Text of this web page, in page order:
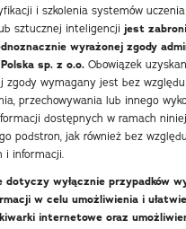
i szkolenia systemów
sztucznej inteligencji jest
wyrażonej zgody
sp. z o.o. Obowiązek
zgody wymagany jest bez
przechowywania lub innego
dostępnych w ramach
podstron, jak również bez
i informacji.
dotyczy wyłącznie przypadków
w celu umożliwienia i
internetowe oraz